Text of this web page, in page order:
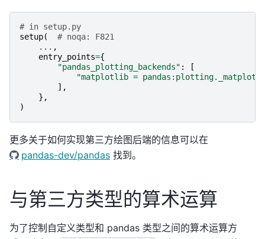
# in setup.py
setup(
# noqa: F821
... ,
entry_points={
"pandas_plotting_backends" :
[
"matplotlib =
],
},
)
更多关于如何实现第三方绘图后端的信息可以在
pandas-dev/pandas 找到。
与第三方类型的算术运算
为了控制自定义类型和 pandas 类型之间的算术运算方